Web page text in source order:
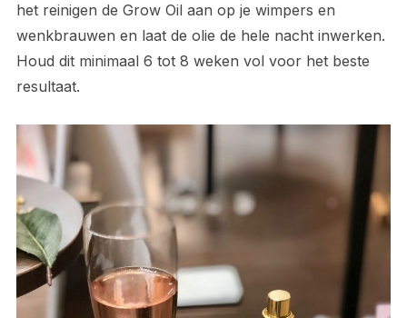
het reinigen de Grow Oil aan op je wimpers en
wenkbrauwen en laat de olie de hele nacht inwerken.
Houd dit minimaal 6 tot 8 weken vol voor het beste
resultaat.